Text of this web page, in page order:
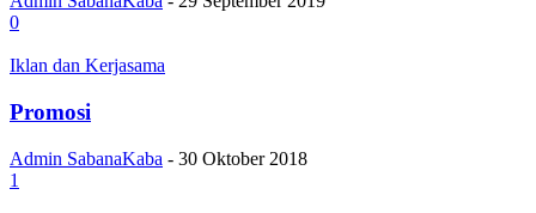
0
Iklan dan Kerjasama
Promosi
Admin SabanaKaba - 30 Oktober 2018
1